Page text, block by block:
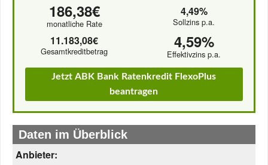
186,38€
monatliche Rate
4,49%
Sollzins p.a.
4,59%
Effektivzins p.a.
11.183,08€
Gesamtkreditbetrag
Jetzt ABK Bank Ratenkredit FlexoPlus
beantragen
Daten im Überblick
Anbieter: